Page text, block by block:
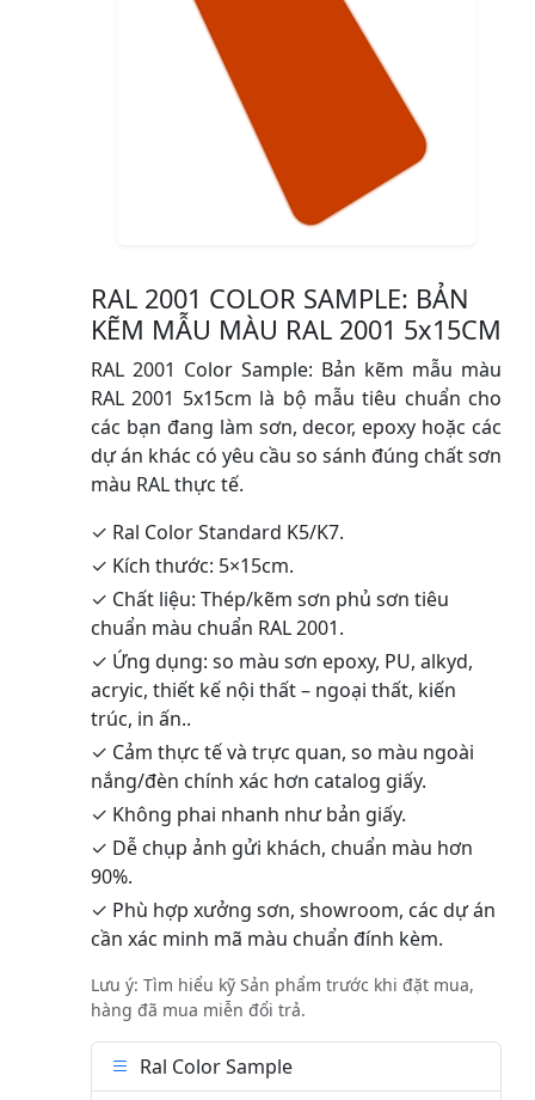
RAL 2001 COLOR SAMPLE: BẢN
KẼM MẪU MÀU RAL 2001 5x15CM
RAL 2001 Color Sample: Bản kẽm mẫu màu
RAL 2001 5x15cm là bộ mẫu tiêu chuẩn cho
các bạn đang làm sơn, decor, epoxy hoặc các
dự án khác có yêu cầu so sánh đúng chất sơn
màu RAL thực tế.
✓ Ral Color Standard K5/K7.
✓ Kích thước: 5×15cm.
✓ Chất liệu: Thép/kẽm sơn phủ sơn tiêu
chuẩn màu chuẩn RAL 2001.
✓ Ứng dụng: so màu sơn epoxy, PU, alkyd,
acryic, thiết kế nội thất – ngoại thất, kiến
trúc, in ấn..
✓ Cảm thực tế và trực quan, so màu ngoài
nắng/đèn chính xác hơn catalog giấy.
✓ Không phai nhanh như bản giấy.
✓ Dễ chụp ảnh gửi khách, chuẩn màu hơn
90%.
✓ Phù hợp xưởng sơn, showroom, các dự án
cần xác minh mã màu chuẩn đính kèm.
Lưu ý: Tìm hiểu kỹ Sản phẩm trước khi đặt mua,
hàng đã mua miễn đổi trả.
Ral Color Sample